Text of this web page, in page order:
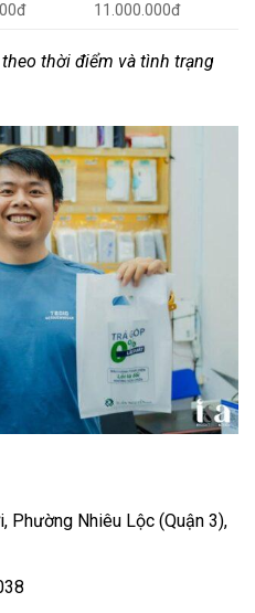
11.000.000đ
thời điểm và tình trạng
Nhiêu Lộc (Quận 3),